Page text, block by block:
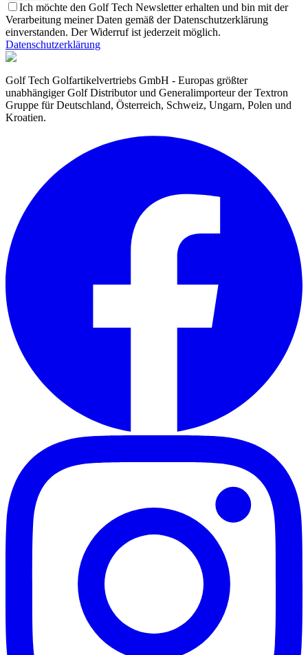
Ich möchte den Golf Tech Newsletter erhalten und bin mit der
Verarbeitung meiner Daten gemäß der Datenschutzerklärung
einverstanden. Der Widerruf ist jederzeit möglich.
Datenschutzerklärung
Golf Tech Golfartikelvertriebs GmbH - Europas größter
unabhängiger Golf Distributor und Generalimporteur der Textron
Gruppe für Deutschland, Österreich, Schweiz, Ungarn, Polen und
Kroatien.